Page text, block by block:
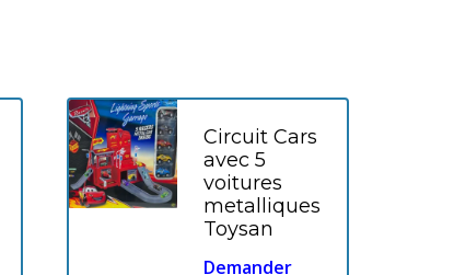
Circuit Cars
avec 5
voitures
metalliques
Toysan
Demander